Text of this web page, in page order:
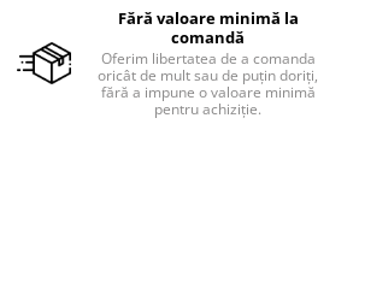
Fără valoare minimă la
comandă
Oferim libertatea de a comanda
oricât de mult sau de puțin doriți,
fără a impune o valoare minimă
pentru achiziție.